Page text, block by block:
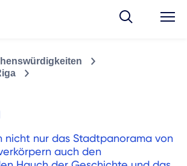
nicht nur das Stadtpanorama von
auch den